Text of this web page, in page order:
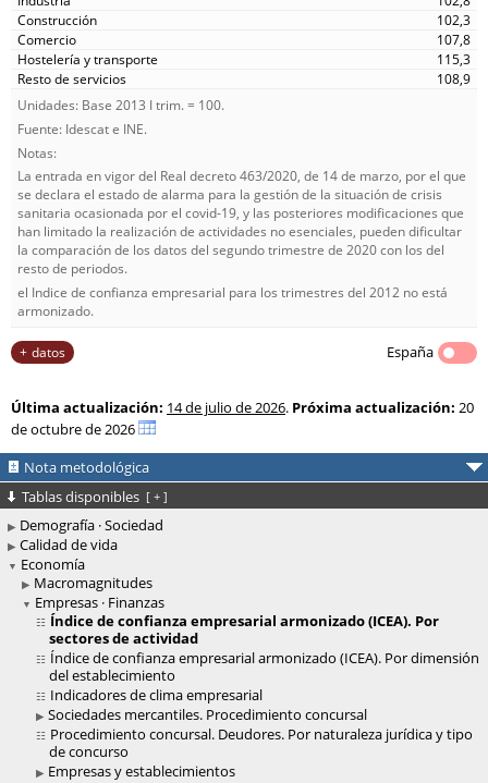
102,3
107,8
115,3
108,9
Unidades: Base 2013 I trim. = 100.
Fuente: Idescat e INE.
Notas:
La entrada en vigor del Real decreto 463/2020, de 14 de marzo, por el que
se declara el estado de alarma para la gestión de la situación de crisis
sanitaria ocasionada por el covid-19, y las posteriores modificaciones que
han limitado la realización de actividades no esenciales, pueden dificultar
la comparación de los datos del segundo trimestre de 2020 con los del
resto de periodos.
el Indice de confianza empresarial para los trimestres del 2012 no está
armonizado.
datos España
Última actualización: 14 de julio de 2026. Próxima actualización: 20
de octubre de 2026
Nota metodológica
Tablas disponibles [ + ]
Demografía · Sociedad
Calidad de vida
Economía
Macromagnitudes
Empresas · Finanzas
Índice de confianza empresarial armonizado (ICEA). Por
sectores de actividad
Índice de confianza empresarial armonizado (ICEA). Por dimensión
del establecimiento
Indicadores de clima empresarial
Sociedades mercantiles. Procedimiento concursal
Procedimiento concursal. Deudores. Por naturaleza jurídica y tipo
de concurso
Empresas y establecimientos